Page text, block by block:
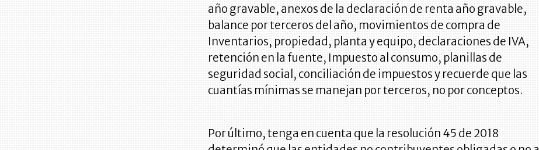
año gravable, anexos de la declaración de renta año gravable,
balance por terceros del año, movimientos de compra de
Inventarios, propiedad, planta y equipo, declaraciones de IVA,
retención en la fuente, Impuesto al consumo, planillas de
seguridad social, conciliación de impuestos y recuerde que las
cuantías mínimas se manejan por terceros, no por conceptos.
Por último, tenga en cuenta que la resolución 45 de 2018